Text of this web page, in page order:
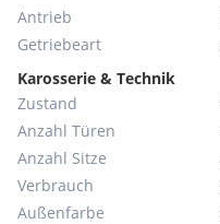
Antrieb
Getriebeart
Karosserie & Technik
Zustand
Anzahl Türen
Anzahl Sitze
Verbrauch
Außenfarbe